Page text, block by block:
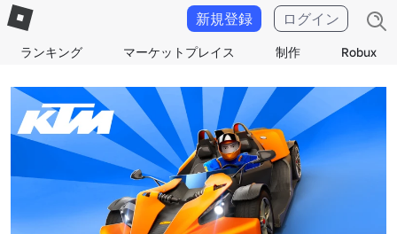
ランキング マーケットプレイス 制作 Robux
新規登録 ログイン